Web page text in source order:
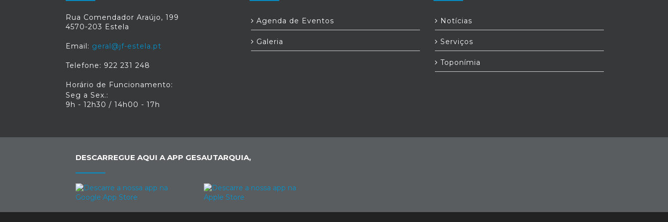
Rua Comendador Araújo, 199
4570-203 Estela
Email: geral@jf-estela.pt
Telefone: 922 231 248
Horário de Funcionamento:
Seg a Sex.:
9h - 12h30 / 14h00 - 17h
Agenda de Eventos
Galeria
Notícias
Serviços
Toponímia
DESCARREGUE AQUI A APP GESAUTARQUIA,